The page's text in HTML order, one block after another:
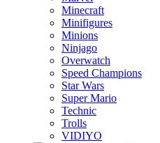
Minecraft
Minifigures
Minions
Ninjago
Overwatch
Speed Champions
Star Wars
Super Mario
Technic
Trolls
VIDIYO